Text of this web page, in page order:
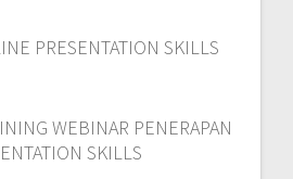
PRESENTATION SKILLS
WEBINAR PENERAPAN
SKILLS